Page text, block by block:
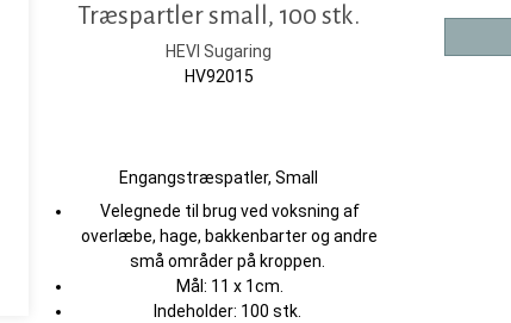
Træspartler small, 100 stk.
HEVI Sugaring
HV92015
Engangstræspatler, Small
Velegnede til brug ved voksning af
overlæbe, hage, bakkenbarter og andre
små områder på kroppen.
Mål: 11 x 1cm.
Indeholder: 100 stk.